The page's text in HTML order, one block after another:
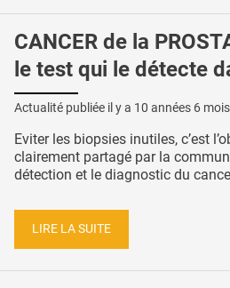
CANCER de la
le test qui le détecte
Actualité publiée il y a 10 années 6 mois
Eviter les biopsies inutiles, c’est
clairement partagé par la
détection et le diagnostic du
LIRE LA SUITE